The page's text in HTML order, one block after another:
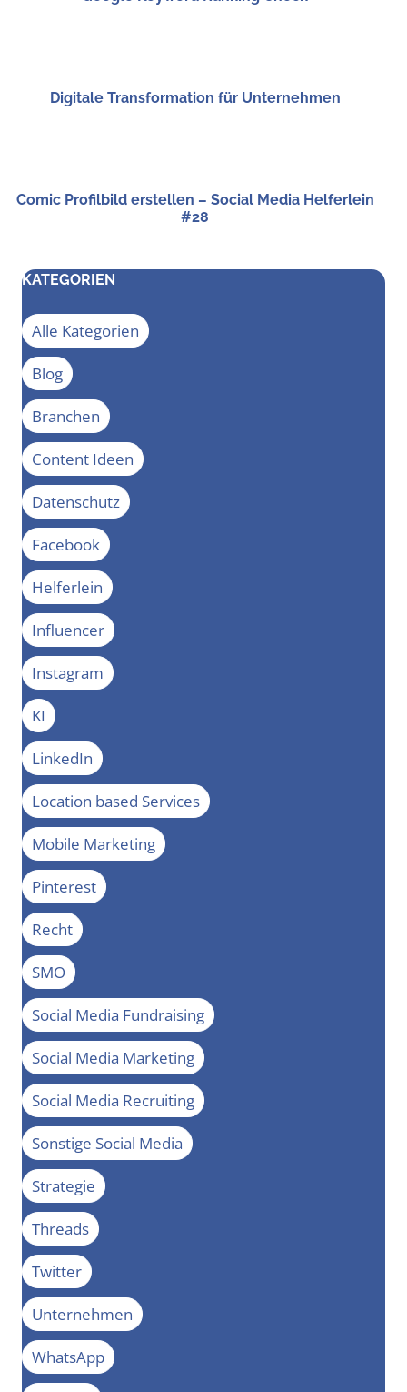
Digi­ta­le Trans­for­ma­ti­on für Unternehmen
Comic Pro­fil­bild erstel­len – Social Media Hel­fer­lein
#28
KATEGORIEN
Alle Kategorien
Blog
Branchen
Content Ideen
Datenschutz
Facebook
Helferlein
Influencer
Instagram
KI
LinkedIn
Location based Services
Mobile Marketing
Pinterest
Recht
SMO
Social Media Fundraising
Social Media Marketing
Social Media Recruiting
Sonstige Social Media
Strategie
Threads
Twitter
Unternehmen
WhatsApp